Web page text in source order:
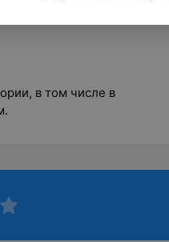
в клинической практике и
в том числе в